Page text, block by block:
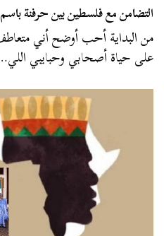
التضامن مع فلسطين بين حرفنة
من البداية أحب أوضح أني
على حياة أصحابي وحبايبي